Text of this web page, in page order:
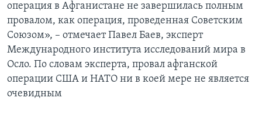
операция в Афганистане не завершилась полным
провалом, как операция, проведенная Советским
Союзом», – отмечает Павел Баев, эксперт
Международного института исследований мира в
Осло. По словам эксперта, провал афганской
операции США и НАТО ни в коей мере не является
очевидным